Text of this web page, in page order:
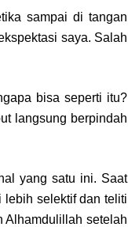
sampai di tangan
saya. Salah
bisa seperti itu?
langsung berpindah
yang satu ini. Saat
selektif dan teliti
Alhamdulillah setelah